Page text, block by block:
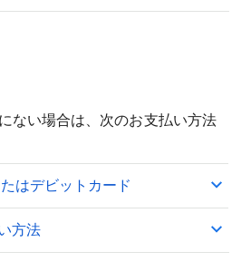
ない場合は、次のお支払い方法
はデビットカード
方法